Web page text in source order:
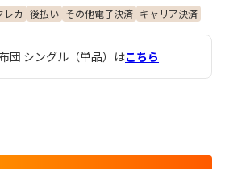
レカ 後払い その他電子決済 キャリア決済
団 シングル（単品）はこちら